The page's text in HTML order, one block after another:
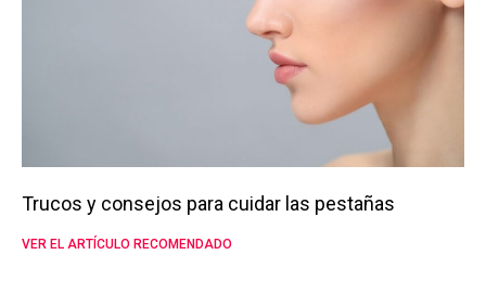
Trucos y consejos para cuidar las pestañas
VER EL ARTÍCULO RECOMENDADO